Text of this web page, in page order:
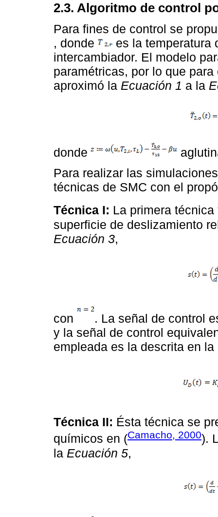
2.3. Algoritmo de control
Para fines de control se
, donde
es la temperatura
intercambiador. El modelo
paramétricas, por lo que
aproximó la Ecuación 1 a la
donde
Para realizar las
técnicas de SMC con el
Técnica I: La primera
superficie de deslizamiento
Ecuación 3,
con
. La señal de control
y la señal de control
empleada es la descrita en la
Técnica II: Ésta técnica se
químicos en (Camacho, 2000).
la Ecuación 5,